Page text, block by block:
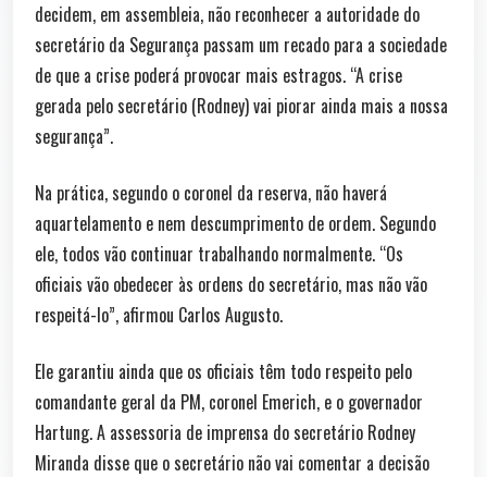
decidem, em assembleia, não reconhecer a autoridade do
secretário da Segurança passam um recado para a sociedade
de que a crise poderá provocar mais estragos. “A crise
gerada pelo secretário (Rodney) vai piorar ainda mais a nossa
segurança”.
Na prática, segundo o coronel da reserva, não haverá
aquartelamento e nem descumprimento de ordem. Segundo
ele, todos vão continuar trabalhando normalmente. “Os
oficiais vão obedecer às ordens do secretário, mas não vão
respeitá-lo”, afirmou Carlos Augusto.
Ele garantiu ainda que os oficiais têm todo respeito pelo
comandante geral da PM, coronel Emerich, e o governador
Hartung. A assessoria de imprensa do secretário Rodney
Miranda disse que o secretário não vai comentar a decisão